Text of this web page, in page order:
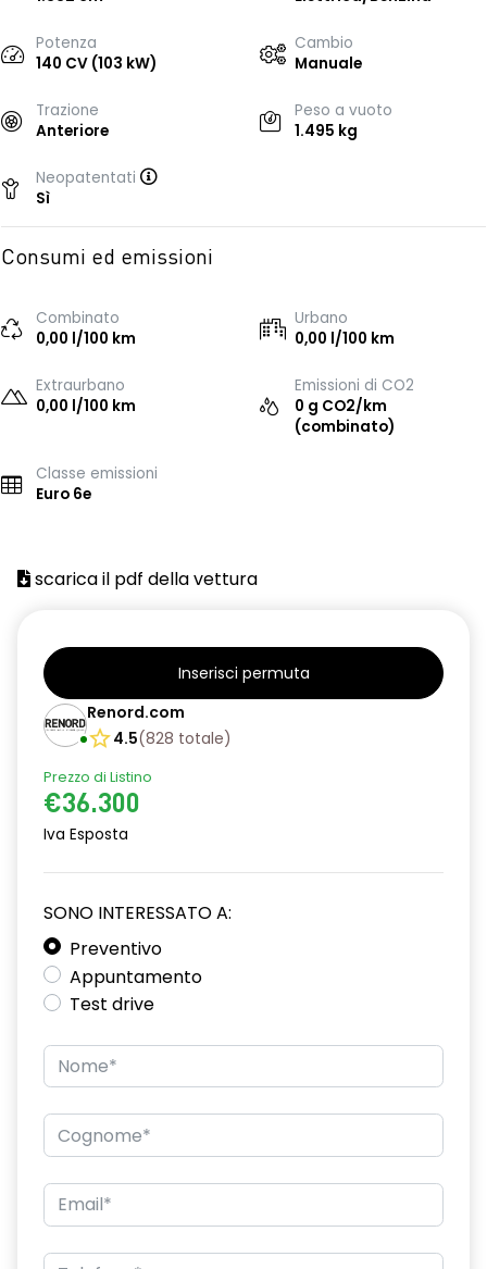
Potenza
140 CV (103 kW)
Cambio
Manuale
Trazione
Anteriore
Peso a vuoto
1.495 kg
Neopatentati
Sì
Consumi ed emissioni
Combinato
0,00 l/100 km
Urbano
0,00 l/100 km
Extraurbano
0,00 l/100 km
Emissioni di CO2
0 g CO2/km
(combinato)
Classe emissioni
Euro 6e
scarica il pdf della vettura
Inserisci permuta
Renord.com
4.5(828 totale)
Prezzo di Listino
€36.300
Iva Esposta
SONO INTERESSATO A:
Preventivo
Appuntamento
Test drive